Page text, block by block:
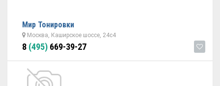
Мир Тонировки
Москва, Каширское шоссе, 24с4
8 (495) 669-39-27